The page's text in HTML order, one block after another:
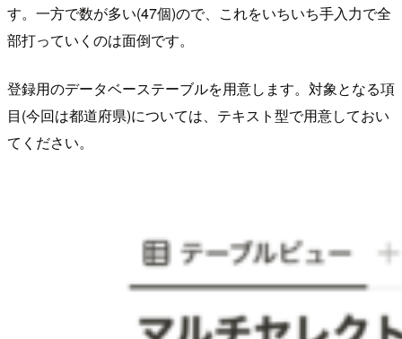
す。一方で数が多い(47個)ので、これをいちいち手入力で全
部打っていくのは面倒です。
登録用のデータベーステーブルを用意します。対象となる項
目(今回は都道府県)については、テキスト型で用意しておい
てください。